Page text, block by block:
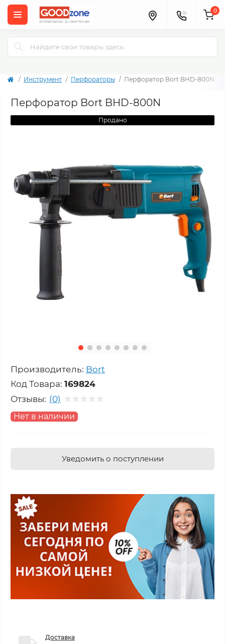
0
Инструмент Перфораторы Перфоратор Bort BHD-800N
Перфоратор Bort BHD-800N
Продано
Производитель: Bort
Код Товара: 169824
Отзывы: (0)
Нет в наличии
Уведомить о поступлении
Доставка